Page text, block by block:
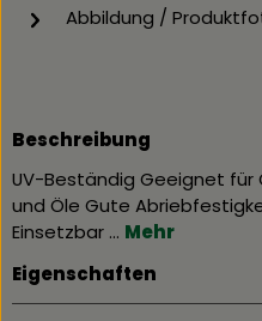
Abbildung /
Beschreibung
UV-Beständig Geeignet für
und Öle Gute
Einsetzbar … Mehr
Eigenschaften